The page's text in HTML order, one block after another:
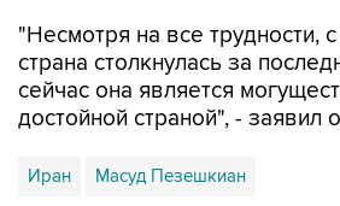
"Несмотря на все трудности,
страна столкнулась за
сейчас она является
достойной страной", - заявил
Иран Масуд Пезешкиан